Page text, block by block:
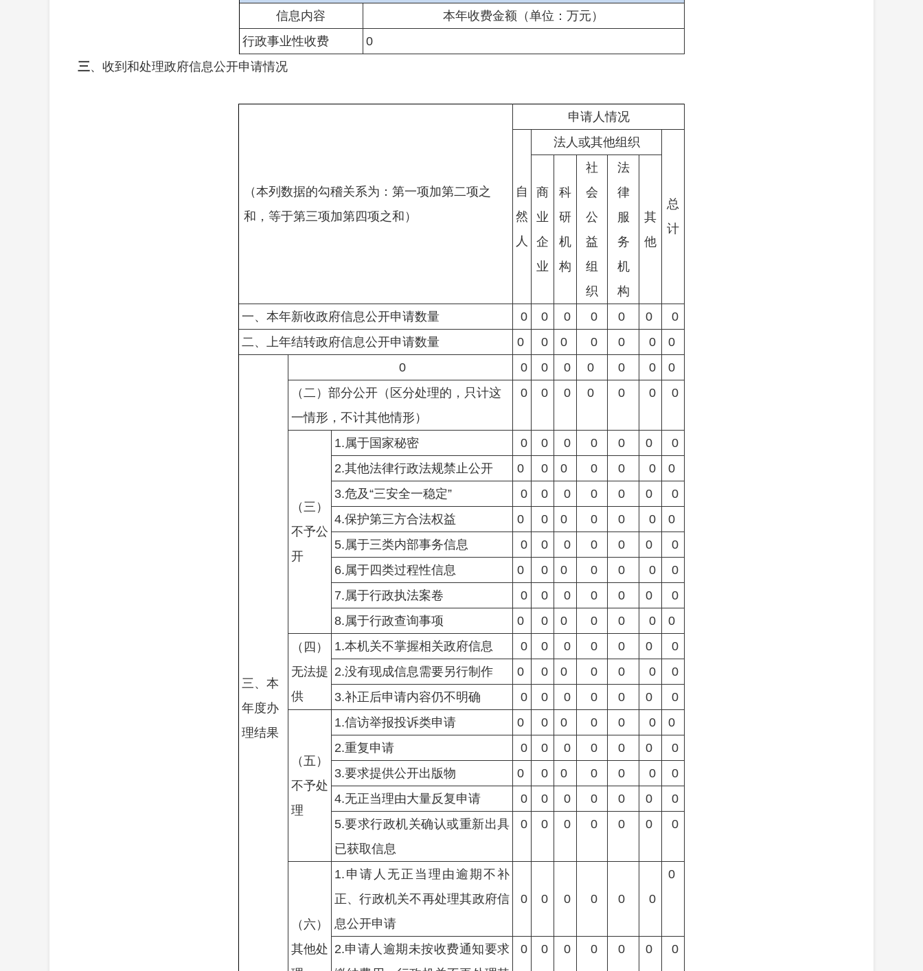
信息内容
本年收费金额（单位：万元）
行政事业性收费
0
三、收到和处理政府信息公开申请情况
（本列数据的勾稽关系为：第一项加第二项之
和，等于第三项加第四项之和）
申请人情况
自
然
人
法人或其他组织
总
计
商
业
企
业
科
研
机
构
社
会
公
益
组
织
法
律
服
务
机
构
其
他
一、本年新收政府信息公开申请数量 0 0 0 0 0 0
0
二、上年结转政府信息公开申请数量
0 0 0 0 0 0 0
三、本
年度办
理结果
0 0 0 0 0 0 0
0
（二）部分公开 （区分处理的，只计这
一情形，不计其他情形）
0 0 0 0 0 0 0
（三）
不予公
开
1.属于国家秘密 0 0 0 0 0 0
0
2.其他法律行政法规禁止公开 0 0 0 0 0 0
0
3.危及“三安全一稳定” 0 0 0 0 0 0
0
4.保护第三方合法权益 0 0 0 0 0 0
0
5.属于三类内部事务信息 0 0 0 0 0 0
0
6.属于四类过程性信息 0 0 0 0 0 0
0
7.属于行政执法案卷 0 0 0 0 0 0
0
8.属于行政查询事项 0 0 0 0 0 0
0
（四）
无法提
供
1.本机关不掌握相关政府信息 0 0 0 0 0 0
0
2.没有现成信息需要另行制作 0 0 0 0 0 0
0
3.补正后申请内容仍不明确 0 0 0 0 0 0 0
（五）
不予处
理
1.信访举报投诉类申请 0 0 0 0 0 0
0
2.重复申请 0 0 0 0 0 0
0
3.要求提供公开出版物 0 0 0 0 0 0
0
4.无正当理由大量反复申请 0 0 0 0 0 0
0
5.要求行政机关确认或重新出具
已获取信息
0 0 0 0 0 0 0
（六）
其他处
1. 申请人无正当理由逾期不补
正、行政机关不再处理其政府信
息公开申请
0 0 0 0 0 0
0
2.申请人逾期未按收费通知要求
0 0 0 0 0 0 0